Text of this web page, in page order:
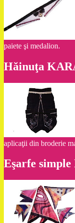
paiete şi medalion.
Hăinuţa
aplicaţii din broderie
Eşarfe